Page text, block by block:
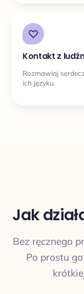
Kontakt z
Rozmawiaj
ich języku.
Jak
Bez ręcznego
Po prostu